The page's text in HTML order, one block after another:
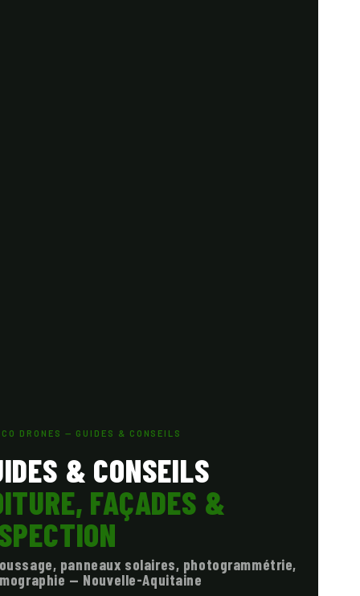
DRONES — GUIDES & CONSEILS
& CONSEILS
FAÇADES &
panneaux solaires, photogrammétrie,
— Nouvelle-Aquitaine